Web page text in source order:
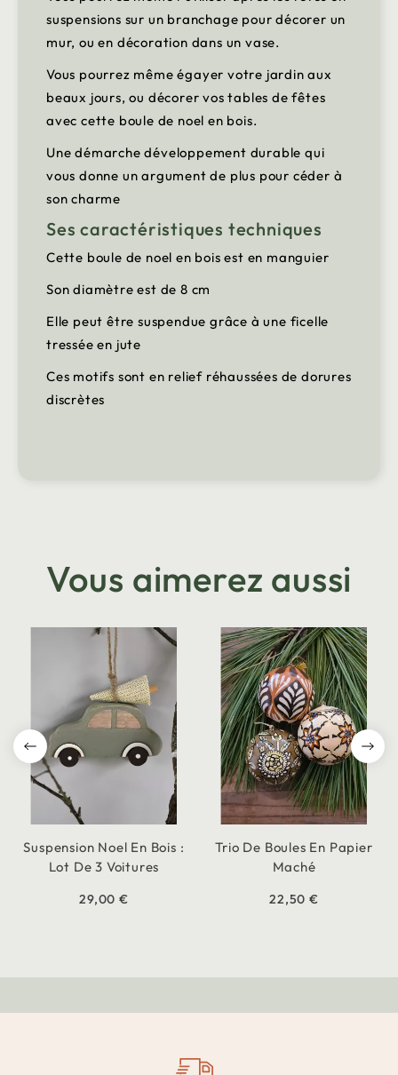
suspensions sur un branchage pour décorer un
mur, ou en décoration dans un vase.
Vous pourrez même égayer votre jardin aux
beaux jours, ou décorer vos tables de fêtes
avec cette boule de noel en bois.
Une démarche développement durable qui
vous donne un argument de plus pour céder à
son charme
Ses caractéristiques techniques
Cette boule de noel en bois est en manguier
Son diamètre est de 8 cm
Elle peut être suspendue grâce à une ficelle
tressée en jute
Ces motifs sont en relief réhaussées de dorures
discrètes
Vous aimerez aussi
Suspension Noel En Bois :
Lot De 3 Voitures
29,00 €
Trio De Boules En Papier
Maché
22,50 €